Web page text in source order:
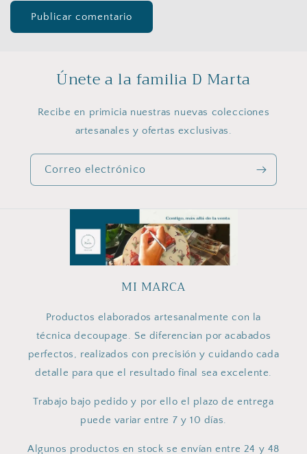
Únete a la familia D Marta
Recibe en primicia nuestras nuevas colecciones
artesanales y ofertas exclusivas.
Correo electrónico
MI MARCA
Productos elaborados artesanalmente con la
técnica decoupage. Se diferencian por acabados
perfectos, realizados con precisión y cuidando cada
detalle para que el resultado final sea excelente.
Trabajo bajo pedido y por ello el plazo de entrega
puede variar entre 7 y 10 días.
Algunos productos en stock se envían entre 24 y 48